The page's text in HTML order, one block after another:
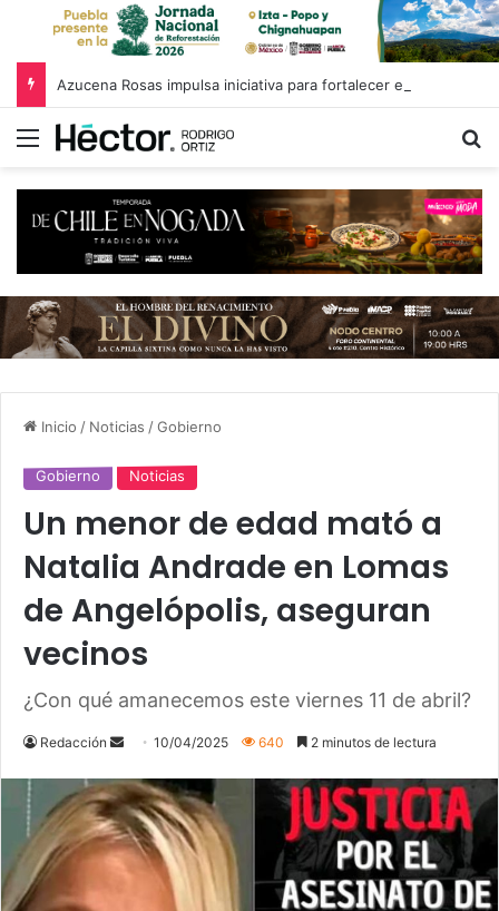
Menú
Inicio / Noticias /Gobierno
Gobierno Noticias
Un menor de edad mató a
Natalia Andrade en Lomas
de Angelópolis, aseguran
vecinos
¿Con qué amanecemos este viernes 11 de abril?
Redacción
Send
email
10/04/2025 640 2 minutos de lectura